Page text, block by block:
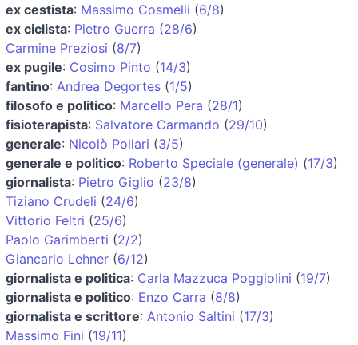
ex cestista: Massimo Cosmelli (6/8)
ex ciclista: Pietro Guerra (28/6)
Carmine Preziosi (8/7)
ex pugile: Cosimo Pinto (14/3)
fantino: Andrea Degortes (1/5)
filosofo e politico: Marcello Pera (28/1)
fisioterapista: Salvatore Carmando (29/10)
generale: Nicolò Pollari (3/5)
generale e politico: Roberto Speciale (generale) (17/3)
giornalista: Pietro Giglio (23/8)
Tiziano Crudeli (24/6)
Vittorio Feltri (25/6)
Paolo Garimberti (2/2)
Giancarlo Lehner (6/12)
giornalista e politica: Carla Mazzuca Poggiolini (19/7)
giornalista e politico: Enzo Carra (8/8)
giornalista e scrittore: Antonio Saltini (17/3)
Massimo Fini (19/11)